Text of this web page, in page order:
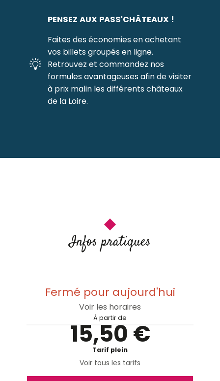
PENSEZ AUX PASS'CHÂTEAUX !
Faites des économies en achetant
vos billets groupés en ligne.
Retrouvez et commandez nos
formules avantageuses afin de visiter
à prix malin les différents châteaux
de la Loire.
Infos pratiques
Fermé pour aujourd'hui
Voir les horaires
À partir de
15,50 €
Tarif plein
Voir tous les tarifs